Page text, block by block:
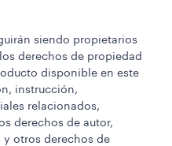
siendo propietarios
derechos de propiedad
disponible en este
instrucción,
relacionados,
derechos de autor,
y otros derechos de